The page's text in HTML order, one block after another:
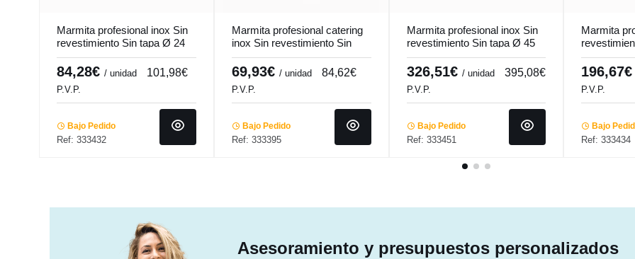
Marmita profesional inox Sin
revestimiento Sin tapa Ø 24
cm 24 cm 10 L Qualiplus...
84,28€ / unidad 101,98€
P.V.P.
Bajo Pedido
Ref: 333432
Marmita profesional catering
inox Sin revestimiento Sin
tapa Ø 24 cm 24 cm 10 L
Ecoplus...
69,93€ / unidad 84,62€
P.V.P.
Bajo Pedido
Ref: 333395
Marmita profesional inox Sin
revestimiento Sin tapa Ø 45
cm 45 cm 70 L Ecoplus
Pro.cooker
326,51€ / unidad 395,08€
P.V.P.
Bajo Pedido
Ref: 333451
Marmita
cm 36 cm
P.V.P.
Bajo
Ref: 333434
Asesoramiento y presupuestos personalizados